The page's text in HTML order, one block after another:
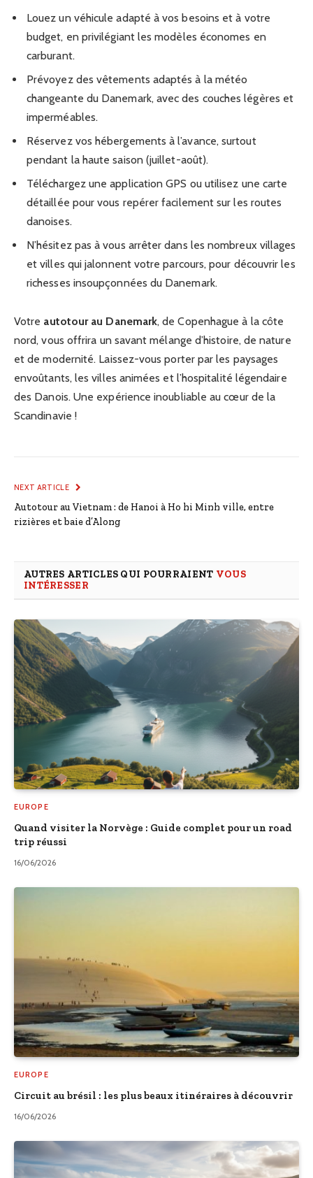
Louez un véhicule adapté à vos besoins et à votre
budget, en privilégiant les modèles économes en
carburant.
Prévoyez des vêtements adaptés à la météo
changeante du Danemark, avec des couches légères et
imperméables.
Réservez vos hébergements à l’avance, surtout
pendant la haute saison (juillet-août).
Téléchargez une application GPS ou utilisez une carte
détaillée pour vous repérer facilement sur les routes
danoises.
N’hésitez pas à vous arrêter dans les nombreux villages
et villes qui jalonnent votre parcours, pour découvrir les
richesses insoupçonnées du Danemark.
Votre autotour au Danemark, de Copenhague à la côte
nord, vous offrira un savant mélange d’histoire, de nature
et de modernité. Laissez-vous porter par les paysages
envoûtants, les villes animées et l’hospitalité légendaire
des Danois. Une expérience inoubliable au cœur de la
Scandinavie !
NEXT ARTICLE
Autotour au Vietnam : de Hanoi à Ho hi Minh ville, entre
rizières et baie d’Along
AUTRES ARTICLES QUI POURRAIENT VOUS
INTÉRESSER
EUROPE
Quand visiter la Norvège : Guide complet pour un road
trip réussi
16/06/2026
EUROPE
Circuit au brésil : les plus beaux itinéraires à découvrir
16/06/2026